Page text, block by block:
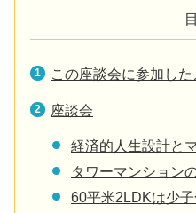
この座談会に参加した
座談会
経済的人生設計と
タワーマンション
60平米2LDKは少